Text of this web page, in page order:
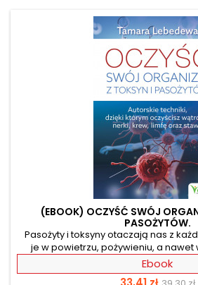
(EBOOK) OCZYŚĆ SWÓJ
PASOŻYTÓW.
Pasożyty i toksyny otaczają nas z
je w powietrzu, pożywieniu, a nawet
kąpiemy. W jaki sposób nie
oczyścić organizm, w którym
Ebook
Cena
Cena